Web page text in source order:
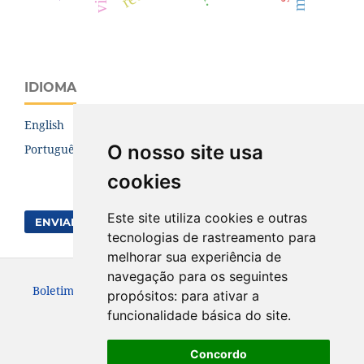
O nosso site usa
cookies
Este site utiliza cookies e outras
tecnologias de rastreamento para
melhorar sua experiência de
navegação para os seguintes
propósitos: para ativar a
funcionalidade básica do site.
Concordo
IDIOMA
English
Português (Brasil)
ENVIAR SUBMISSÃO
Boletim de Ciências Geodésicas. ISSN: 1982-2170